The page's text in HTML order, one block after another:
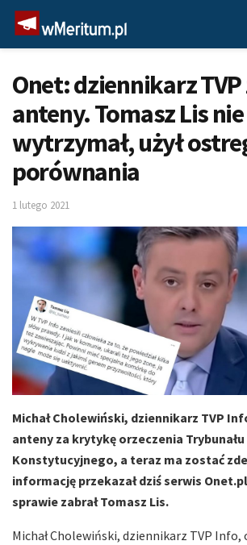
Onet: dziennikarz
anteny. Tomasz Lis nie
wytrzymał, użył
porównania
1 lutego 2021
Michał Cholewiński, dziennikarz TVP
anteny za krytykę orzeczenia Trybunału
Konstytucyjnego, a teraz ma zostać
informację przekazał dziś serwis
sprawie zabrał Tomasz Lis.
Michał Cholewiński, dziennikarz TVP Info,